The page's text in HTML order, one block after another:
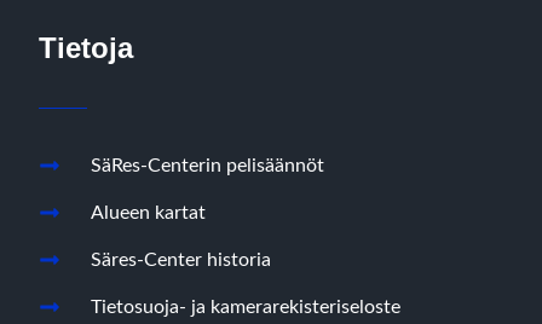
Tietoja
SäRes-Centerin pelisäännöt
Alueen kartat
Säres-Center historia
Tietosuoja- ja kamerarekisteriseloste